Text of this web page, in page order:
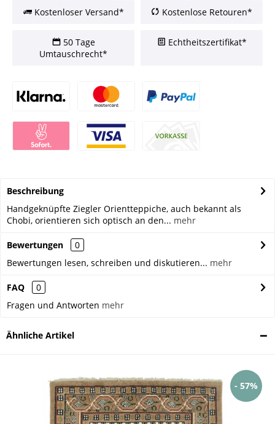
Kostenloser Versand* Kostenlose Retouren*
50 Tage
Umtauschrecht*
Echtheitszertifikat*
Beschreibung
Handgeknüpfte Ziegler Orientteppiche, auch bekannt als
Chobi, orientieren sich optisch an den... mehr
Bewertungen
0
Bewertungen lesen, schreiben und diskutieren... mehr
FAQ
0
Fragen und Antworten mehr
Ähnliche Artikel
- 57%